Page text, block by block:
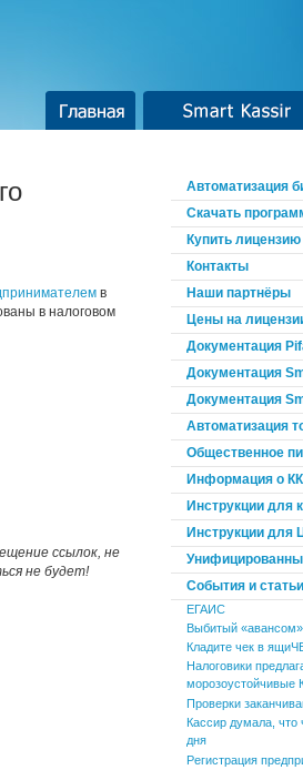
Главная Smart Kassir
в
в налоговом
ссылок, не
не будет!
Автоматизация
Скачать
Купить лицензию
Контакты
Наши партнёры
Цены на
Документация
Документация
Документация
Автоматизация
Общественное
Информация о
Инструкции для
Инструкции для
События и
ЕГАИС
Выбитый
Кладите чек в
Налоговики
морозоустойчивые
Проверки
Кассир думала, что
дня
Регистрация